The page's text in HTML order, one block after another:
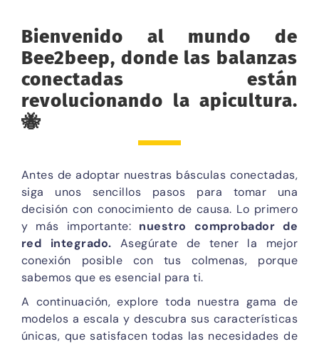
Bienvenido al mundo de
Bee2beep, donde las balanzas
conectadas están
revolucionando la apicultura.
🐝
Antes de adoptar nuestras básculas conectadas,
siga unos sencillos pasos para tomar una
decisión con conocimiento de causa. Lo primero
y más importante: nuestro comprobador de
red integrado. Asegúrate de tener la mejor
conexión posible con tus colmenas, porque
sabemos que es esencial para ti.
A continuación, explore toda nuestra gama de
modelos a escala y descubra sus características
únicas, que satisfacen todas las necesidades de